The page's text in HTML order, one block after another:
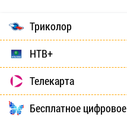
Триколор
НТВ+
Телекарта
Бесплатное цифровое